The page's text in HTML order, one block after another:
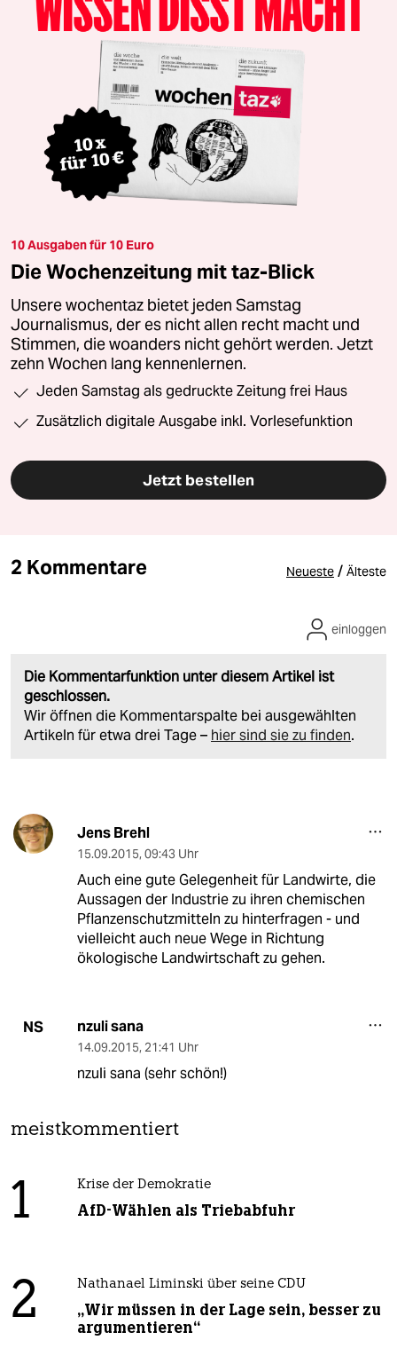
10 Ausgaben für 10 Euro
Die Wochenzeitung mit taz-Blick
Unsere wochentaz bietet jeden Samstag
Journalismus, der es nicht allen recht macht und
Stimmen, die woanders nicht gehört werden. Jetzt
zehn Wochen lang kennenlernen.
Jeden Samstag als gedruckte Zeitung frei Haus
Zusätzlich digitale Ausgabe inkl. Vorlesefunktion
Jetzt bestellen
2 Kommentare Neueste / Älteste
Die Kommentarfunktion unter diesem Artikel ist
geschlossen.
Wir öffnen die Kommentarspalte bei ausgewählten
Artikeln für etwa drei Tage – hier sind sie zu finden.
einloggen
Jens Brehl
15.09.2015, 09:43 Uhr
Auch eine gute Gelegenheit für Landwirte, die
Aussagen der Industrie zu ihren chemischen
Pflanzenschutzmitteln zu hinterfragen - und
vielleicht auch neue Wege in Richtung
ökologische Landwirtschaft zu gehen.
NS nzuli sana
14.09.2015, 21:41 Uhr
nzuli sana (sehr schön!)
meistkommentiert
1 Krise der Demokratie
AfD-Wählen als Triebabfuhr
2 Nathanael Liminski über seine CDU
„Wir müssen in der Lage sein, besser zu
argumentieren“